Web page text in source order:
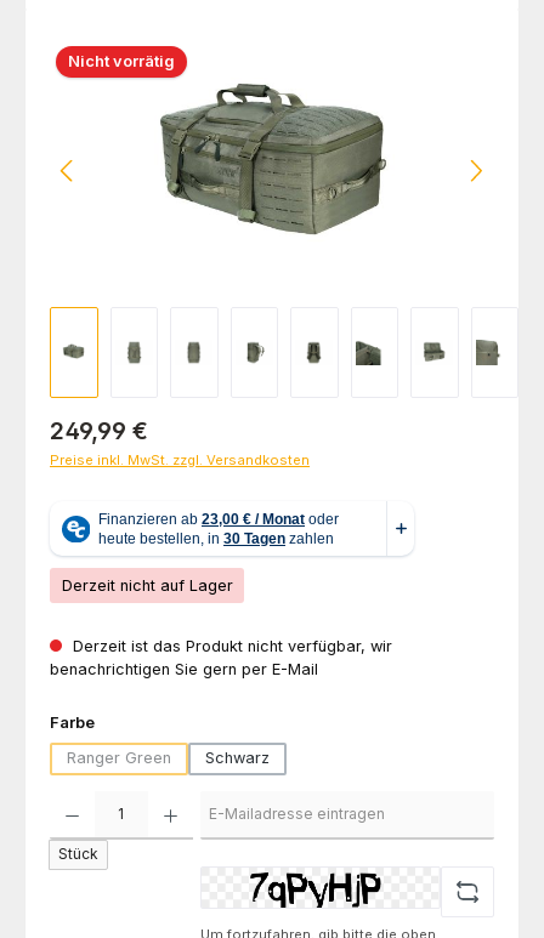
Bildergalerie überspringen
Nicht vorrätig
Regulärer Preis:
249,99 €
Preise inkl. MwSt. zzgl. Versandkosten
Derzeit nicht auf Lager
Derzeit ist das Produkt nicht verfügbar, wir
benachrichtigen Sie gern per E-Mail
Farbeauswählen
Ranger Green
(Diese Option ist zurzeit nicht verfügbar.)
Schwarz
Stück